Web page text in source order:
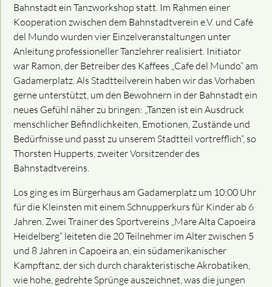
Bahnstadt ein Tanzworkshop statt. Im Rahmen einer
Kooperation zwischen dem Bahnstadtverein e.V. und Café
del Mundowurden vier Einzelveranstaltungen unter
Anleitung professioneller Tanzlehrer realisiert. Initiator
war Ramon, der Betreiber des Kaffees „Cafe del Mundo“ am
Gadamerplatz. Als Stadtteilverein haben wir das Vorhaben
gerne unterstützt, um den Bewohnern in der Bahnstadt ein
neues Gefühl näher zu bringen: „Tanzen ist ein Ausdruck
menschlicher Beﬁndlichkeiten, Emotionen, Zustände und
Bedürfnisse und passt zu unserem Stadtteil vortrefflich“, so
Thorsten Hupperts, zweiter Vorsitzender des
Bahnstadtvereins.
Los ging es im Bürgerhaus am Gadamerplatz um 10:00 Uhr
für die Kleinsten mit einem Schnupperkurs für Kinder ab 6
Jahren. Zwei Trainer des Sportvereins „Mare Alta Capoeira
Heidelberg“ leiteten die 20 Teilnehmer im Alter zwischen 5
und 8 Jahren in Capoeira an, ein südamerikanischer
Kampftanz, der sich durch charakteristische Akrobatiken,
wie hohe, gedrehte Sprünge auszeichnet, was die jungen